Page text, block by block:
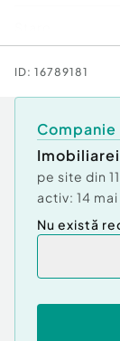
Comfort
ID: 16789181
Companie
pe site din
activ: 14
Nu există